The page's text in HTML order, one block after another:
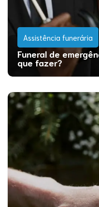
Assistência funerária
Funeral de
que fazer?